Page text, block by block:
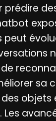
peut
sa
objets